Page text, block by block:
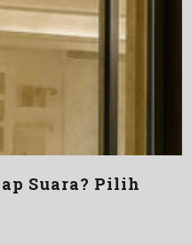
Suara? Pilih